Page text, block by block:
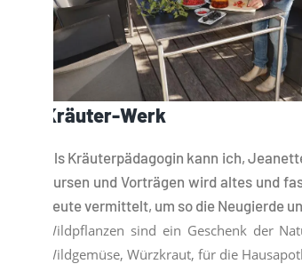
Kräuter-Werk
Als Kräuterpädagogin kann ich,
Kursen und Vorträgen wird altes und
heute vermittelt, um so die Neugierde
Wildpflanzen sind ein Geschenk der
Wildgemüse, Würzkraut, für die